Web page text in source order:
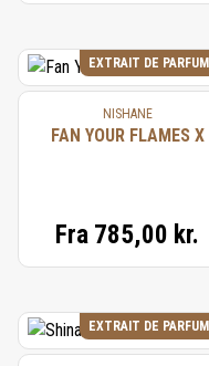
EXTRAIT DE PARFUM
NISHANE
FAN YOUR FLAMES X
Fra 785,00 kr.
EXTRAIT DE PARFUM